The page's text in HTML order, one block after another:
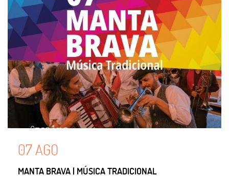
07AGO
MANTA BRAVA | MÚSICA TRADICIONAL